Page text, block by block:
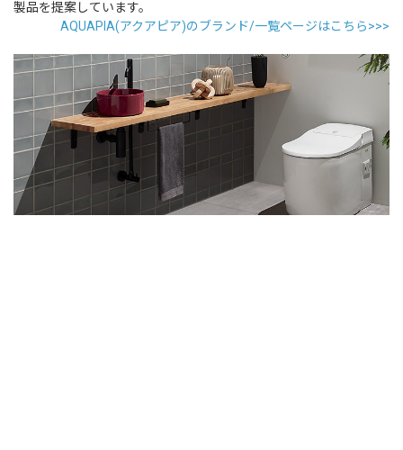
製品を提案しています。
AQUAPIA(アクアピア)のブランド/一覧ページはこちら>>>